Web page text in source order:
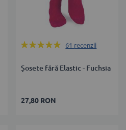
Rating:
61 recenzii
Șosete fără Elastic - Fuchsia
27,80 RON